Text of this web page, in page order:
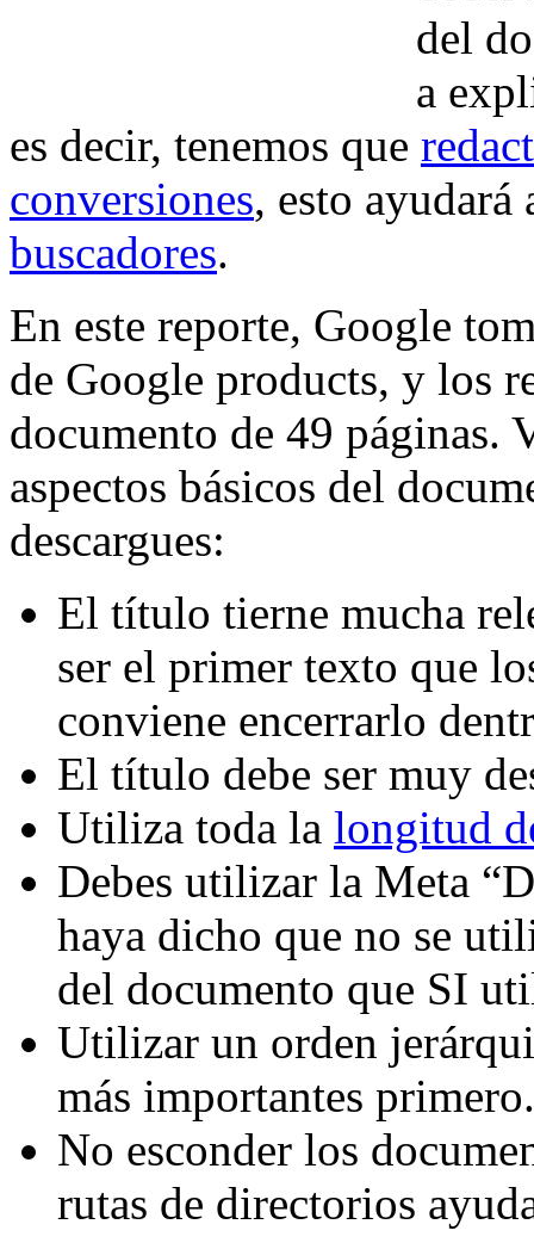
del
a
es decir, tenemos que
conversiones, esto
buscadores.
En este reporte, Google
de Google products, y los
documento de 49 páginas.
aspectos básicos del
descargues:
El título tierne mucha
ser el primer texto que
conviene encerrarlo
El título debe ser muy
Utiliza toda la longitud
Debes utilizar la Meta
haya dicho que no se
del documento que SI
Utilizar un orden
más importantes primero.
No esconder los
rutas de directorios